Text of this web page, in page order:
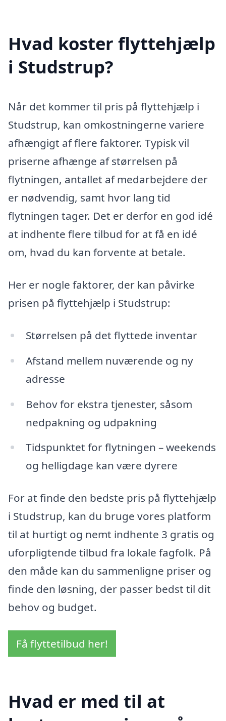
Hvad koster flyttehjælp
i Studstrup?
Når det kommer til pris på flyttehjælp i
Studstrup, kan omkostningerne variere
afhængigt af flere faktorer. Typisk vil
priserne afhænge af størrelsen på
flytningen, antallet af medarbejdere der
er nødvendig, samt hvor lang tid
flytningen tager. Det er derfor en god idé
at indhente flere tilbud for at få en idé
om, hvad du kan forvente at betale.
Her er nogle faktorer, der kan påvirke
prisen på flyttehjælp i Studstrup:
Størrelsen på det flyttede inventar
Afstand mellem nuværende og ny
adresse
Behov for ekstra tjenester, såsom
nedpakning og udpakning
Tidspunktet for flytningen – weekends
og helligdage kan være dyrere
For at finde den bedste pris på flyttehjælp
i Studstrup, kan du bruge vores platform
til at hurtigt og nemt indhente 3 gratis og
uforpligtende tilbud fra lokale fagfolk. På
den måde kan du sammenligne priser og
finde den løsning, der passer bedst til dit
behov og budget.
Få flyttetilbud her!
Hvad er med til at